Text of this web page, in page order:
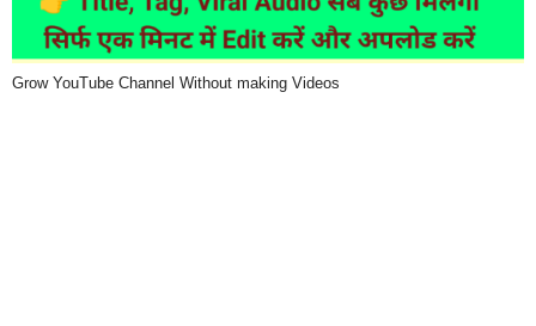
Grow YouTube Channel Without making Videos